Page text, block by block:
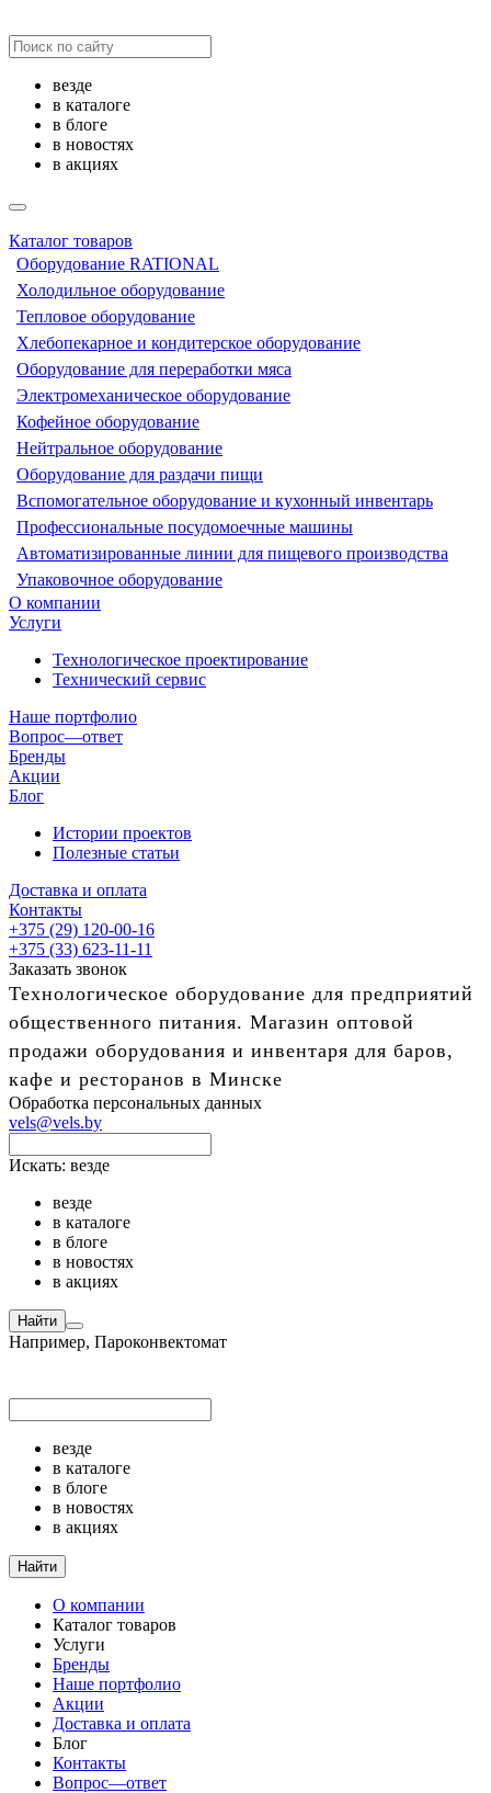
везде
в каталоге
в блоге
в новостях
в акциях
Каталог товаров
Оборудование RATIONAL
Холодильное оборудование
Тепловое оборудование
Хлебопекарное и кондитерское оборудование
Оборудование для переработки мяса
Электромеханическое оборудование
Кофейное оборудование
Нейтральное оборудование
Оборудование для раздачи пищи
Вспомогательное оборудование и кухонный инвентарь
Профессиональные посудомоечные машины
Автоматизированные линии для пищевого производства
Упаковочное оборудование
О компании
Услуги
Технологическое проектирование
Технический сервис
Наше портфолио
Вопрос—ответ
Бренды
Акции
Блог
Истории проектов
Полезные статьи
Доставка и оплата
Контакты
+375 (29) 120-00-16
+375 (33) 623-11-11
Заказать звонок
Технологическое оборудование для предприятий
общественного питания. Магазин оптовой
продажи оборудования и инвентаря для баров,
кафе и ресторанов в Минске
Обработка персональных данных
vels@vels.by
Искать: везде
везде
в каталоге
в блоге
в новостях
в акциях
Найти
Например, Пароконвектомат
везде
в каталоге
в блоге
в новостях
в акциях
Найти
О компании
Каталог товаров
Услуги
Бренды
Наше портфолио
Акции
Доставка и оплата
Блог
Контакты
Вопрос—ответ